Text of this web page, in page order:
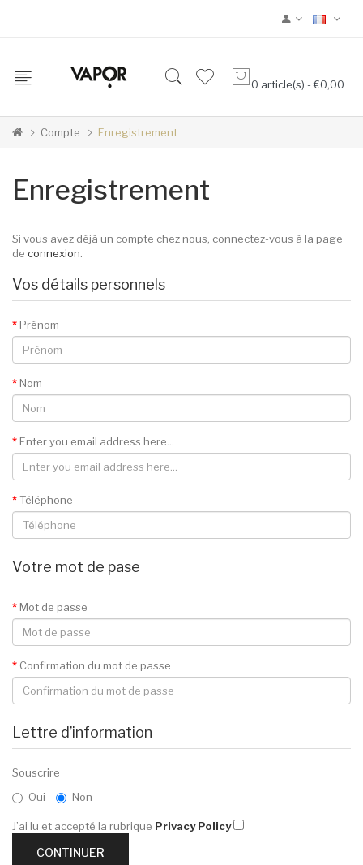
0 article(s) - €0,00
Compte Enregistrement
Enregistrement
Si vous avez déjà un compte chez nous, connectez-vous à la page
de connexion
Vos détails personnels
Prénom
Nom
Enter you email address here...
Téléphone
Votre mot de pase
Mot de passe
Confirmation du mot de passe
Lettre d’information
Souscrire
Oui
Non
J’ai lu et accepté la rubrique Privacy Policy